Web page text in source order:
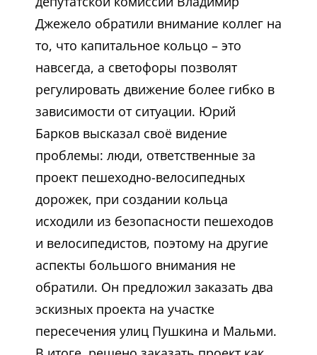
Джежело обратили внимание коллег на
то, что капитальное кольцо – это
навсегда, а светофоры позволят
регулировать движение более гибко в
зависимости от ситуации. Юрий
Барков высказал своё видение
проблемы: люди, ответственные за
проект пешеходно-велосипедных
дорожек, при создании кольца
исходили из безопасности пешеходов
и велосипедистов, поэтому на другие
аспекты большого внимания не
обратили. Он предложил заказать два
эскизных проекта на участке
пересечения улиц Пушкина и Мальми.